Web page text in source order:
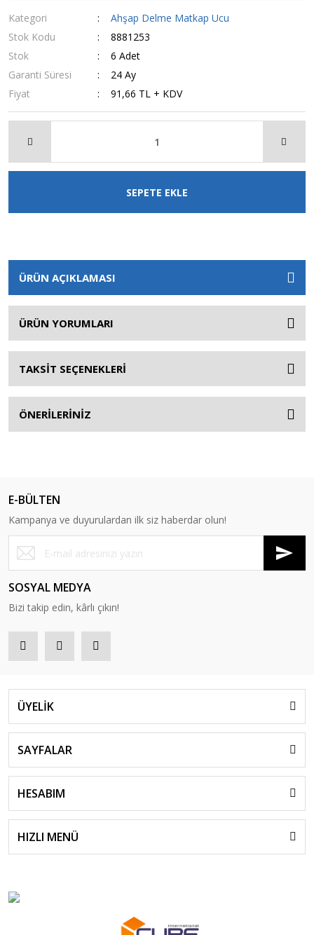
Kategori
Ahşap Delme Matkap Ucu
Stok Kodu
8881253
Stok
6 Adet
Garanti Süresi
24 Ay
Fiyat
91,66 TL + KDV
SEPETE EKLE
ÜRÜN AÇIKLAMASI
ÜRÜN YORUMLARI
TAKSİT SEÇENEKLERİ
ÖNERİLERİNİZ
E-BÜLTEN
Kampanya ve duyurulardan ilk siz haberdar olun!
SOSYAL MEDYA
Bizi takip edin, kârlı çıkın!
ÜYELİK
SAYFALAR
HESABIM
HIZLI MENÜ